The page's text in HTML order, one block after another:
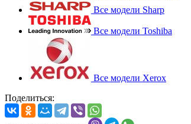
Все модели Sharp
Все модели Toshiba
Все модели Xerox
Поделиться: